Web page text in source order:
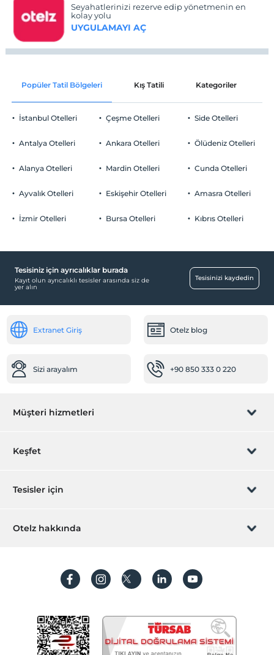
Seyahatlerinizi rezerve edip yönetmenin en
kolay yolu
UYGULAMAYI AÇ
Popüler Tatil Bölgeleri Kış Tatili Kategoriler
İstanbul Otelleri
Antalya Otelleri
Alanya Otelleri
Ayvalık Otelleri
İzmir Otelleri
Çeşme Otelleri
Ankara Otelleri
Mardin Otelleri
Eskişehir Otelleri
Bursa Otelleri
Side Otelleri
Ölüdeniz Otelleri
Cunda Otelleri
Amasra Otelleri
Kıbrıs Otelleri
Tesisiniz için ayrıcalıklar burada
Kayıt olun ayrıcalıklı tesisler arasında siz de
yer alın
Tesisinizi kaydedin
Extranet Giriş Otelz blog
Sizi arayalım +90 850 333 0 220
Müşteri hizmetleri
Rezervasyon yönet
Sıkça sorulan sorular
İşlem rehberi
Keşfet
Hediye Kart
Hesap oluştur
Tesisler için
Hemen tesisinizi ekleyin
Otelz hakkında
Koşullar ve şartlar